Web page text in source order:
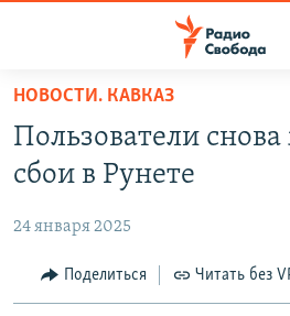
упрощенного
доступа
Вернуться
основному
Вернутся
ПОДКАСТЫ
АВТОРСКИЕ ПРОЕКТЫ
ЦИТАТЫ СВОБОДЫ
МНЕНИЯ
НОВОСТИ. КАВКАЗ
Пользователи
сбои в Рунете
24 января 2025
Поделиться Читать без